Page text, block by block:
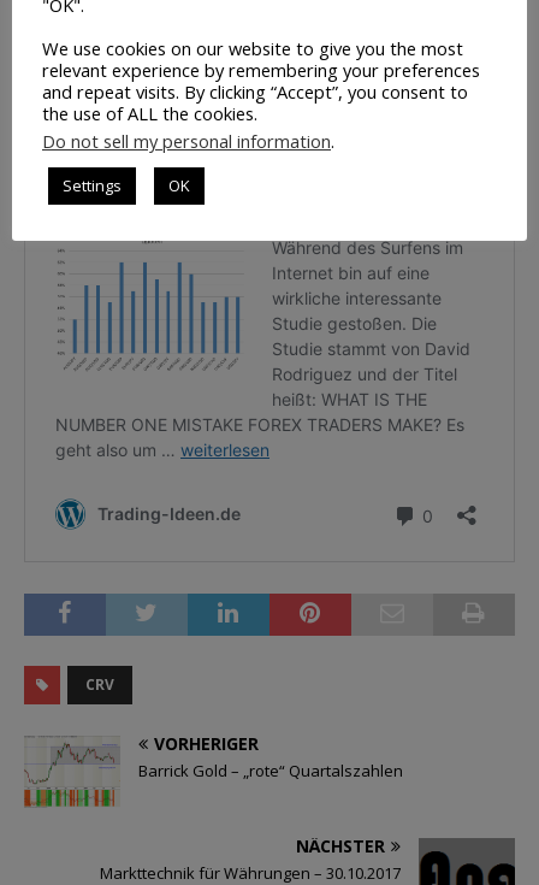
Börsianer den Kurs sogar in Bereiche hinein, die mathematisch
lange geritten wird, bis es tot umfällt.
Teil 2: Hier klicken
CRV
VORHERIGER
Barrick Gold – „rote“ Quartalszahlen
NÄCHSTER
Markttechnik für Währungen – 30.10.2017
We use cookies on our website to give you the most
relevant experience by remembering your preferences
and repeat visits. By clicking “Accept”, you consent to
the use of ALL the cookies.
Do not sell my personal information.
Settings OK